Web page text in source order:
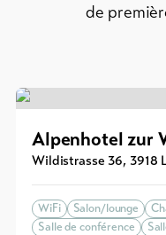
Shops
Forfaits
de ski
Forfaits
VTT
de
Alpenhotel zur
Wildistrasse 36, 3918
WiFi Salon/lounge
Salle de conférence